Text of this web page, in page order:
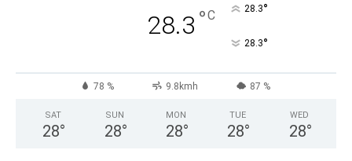
28.3 °C 28.3°
28.3°
78 % 9.8kmh 87 %
SAT
28°
SUN
28°
MON
28°
TUE
28°
WED
28°